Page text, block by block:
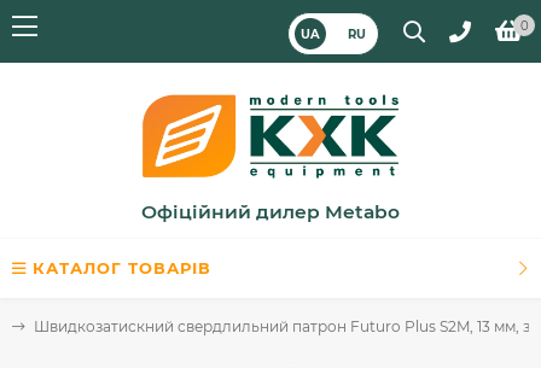
UA RU
0
Офіційний дилер Metabo
КАТАЛОГ ТОВАРІВ
Швидкозатискний свердлильний патрон Futuro Plus S2M, 13 мм, з